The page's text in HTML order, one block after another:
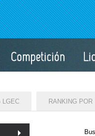
LGEC RANKING POR